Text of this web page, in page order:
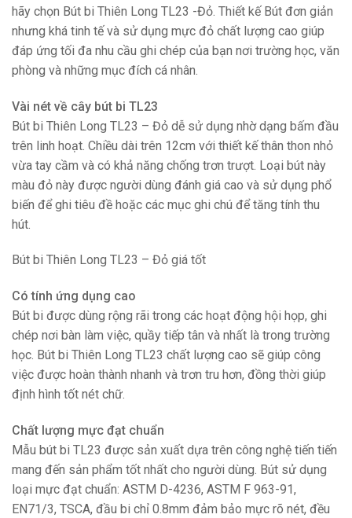
hãy chọn Bút bi Thiên Long TL23 -Đỏ. Thiết kế Bút đơn giản
nhưng khá tinh tế và sử dụng mực đỏ chất lượng cao giúp
đáp ứng tối đa nhu cầu ghi chép của bạn nơi trường học, văn
phòng và những mục đích cá nhân.
Vài nét về cây bút bi TL23
Bút bi Thiên Long TL23 – Đỏ dễ sử dụng nhờ dạng bấm đầu
trên linh hoạt. Chiều dài trên 12cm với thiết kế thân thon nhỏ
vừa tay cầm và có khả năng chống trơn trượt. Loại bút này
màu đỏ này được người dùng đánh giá cao và sử dụng phổ
biến để ghi tiêu đề hoặc các mục ghi chú để tăng tính thu
hút.
Bút bi Thiên Long TL23 – Đỏ giá tốt
Có tính ứng dụng cao
Bút bi được dùng rộng rãi trong các hoạt động hội họp, ghi
chép nơi bàn làm việc, quầy tiếp tân và nhất là trong trường
học. Bút bi Thiên Long TL23 chất lượng cao sẽ giúp công
việc được hoàn thành nhanh và trơn tru hơn, đồng thời giúp
định hình tốt nét chữ.
Chất lượng mực đạt chuẩn
Mẫu bút bi TL23 được sản xuất dựa trên công nghệ tiến tiến
mang đến sản phẩm tốt nhất cho người dùng. Bút sử dụng
loại mực đạt chuẩn: ASTM D-4236, ASTM F 963-91,
EN71/3, TSCA, đầu bi chỉ 0.8mm đảm bảo mực rõ nét, đều